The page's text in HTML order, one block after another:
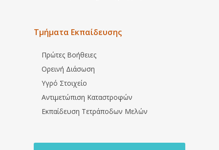
Τμήματα Εκπαίδευσης
Πρώτες Βοήθειες
Ορεινή Διάσωση
Υγρό Στοιχείο
Αντιμετώπιση Καταστροφών
Εκπαίδευση Τετράποδων Μελών